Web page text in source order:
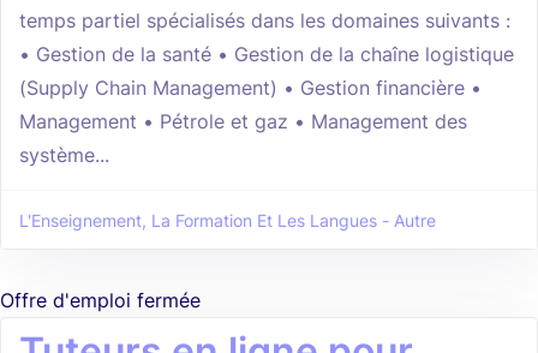
temps partiel spécialisés dans les domaines suivants :
• Gestion de la santé • Gestion de la chaîne logistique
(Supply Chain Management) • Gestion financière •
Management • Pétrole et gaz • Management des
système...
L'Enseignement, La Formation Et Les Langues - Autre
Offre d'emploi fermée